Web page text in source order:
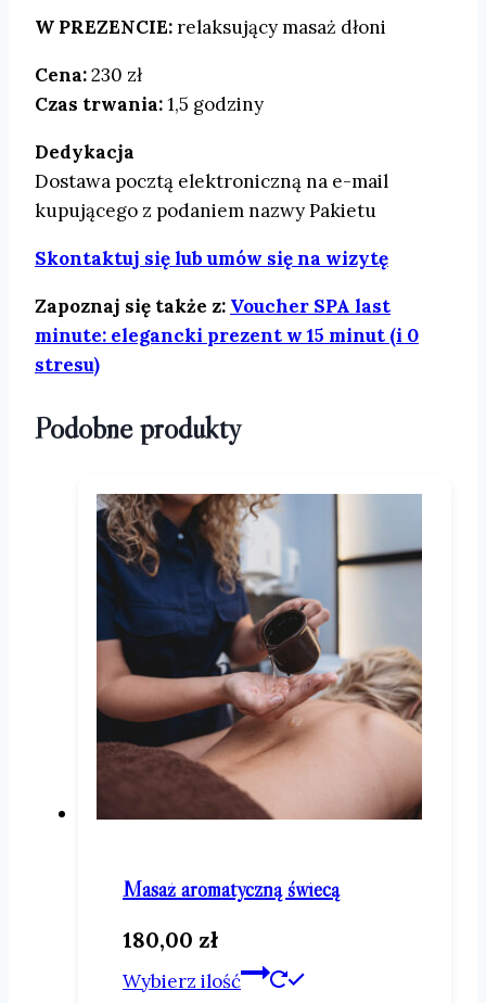
W PREZENCIE:relaksujący masaż dłoni
Cena:230 zł
Czas trwania:1,5 godziny
Dedykacja
Dostawa pocztą elektroniczną na e-mail
kupującego z podaniem nazwy Pakietu
Skontaktuj się lub umów się na wizytę
Zapoznaj się także z: Voucher SPA last
minute: elegancki prezent w 15 minut (i 0
stresu)
Podobne produkty
Masaż aromatyczną świecą
180,00 zł
Wybierz ilość
Ten